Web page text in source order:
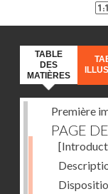
TABLE
DES
MATIÈRES
Première
PAGE